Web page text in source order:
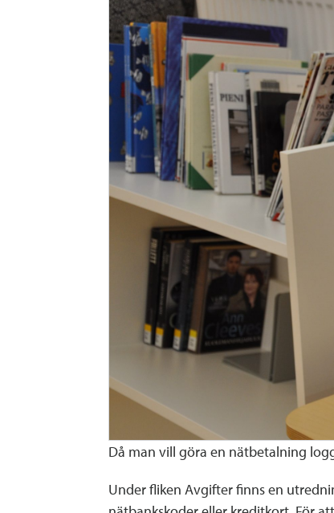
Då man vill göra en nätbetalning
Under fliken Avgifter finns en